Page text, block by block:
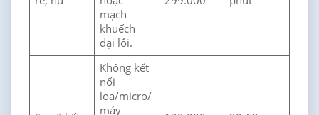
mạch
khuếch
đại lỗi.
Không kết
nối
loa/micro/
máy